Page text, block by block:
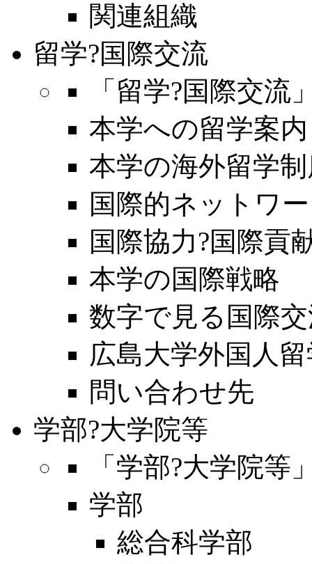
関連組織
留学?国際交流
「留学?国際交流
本学への留学案内
本学の海外留学
国際的ネットワ
国際協力?国際貢
本学の国際戦略
数字で見る国際
広島大学外国人
問い合わせ先
学部?大学院等
「学部?大学院等
学部
総合科学部